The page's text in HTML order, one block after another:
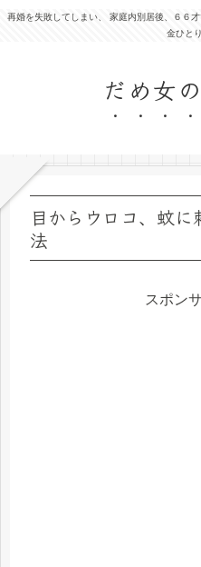
再婚を失敗してしまい、 家庭内別居後、６６
金ひと
だめ女
目からウロコ、蚊
法
スポン